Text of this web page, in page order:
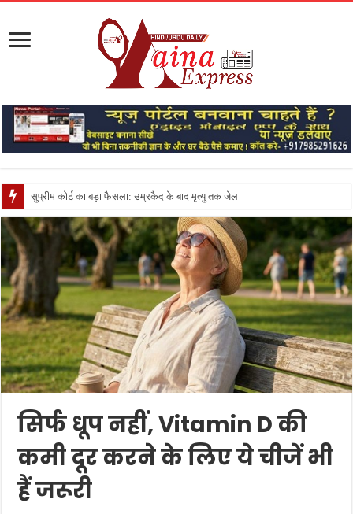
सुप्रीम कोर्ट का बड़ा फैसला: उम्रकैद के बाद मृत्यु तक जेल में रखने की सजा संविध
सिर्फ धूप नहीं, Vitamin D की
कमी दूर करने के लिए ये चीजें भी
हैं जरूरी